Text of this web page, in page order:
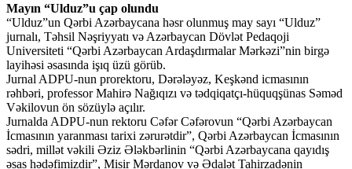
Mayın “Ulduz”u çap olundu
“Ulduz”un Qərbi Azərbaycana həsr olunmuş may sayı “Ulduz”
jurnalı, Təhsil Nəşriyyatı və Azərbaycan Dövlət Pedaqoji
Universiteti “Qərbi Azərbaycan Ardaşdırmalar Mərkəzi”nin birgə
layihəsi əsasında işıq üzü görüb.
Jurnal ADPU-nun prorektoru, Dərələyəz, Keşkənd icmasının
rəhbəri, professor Mahirə Nağıqızı və tədqiqatçı-hüquqşünas Səməd
Vəkilovun ön sözüylə açılır.
Jurnalda ADPU-nun rektoru Cəfər Cəfərovun “Qərbi Azərbaycan
İcmasının yaranması tarixi zərurətdir”, Qərbi Azərbaycan İcmasının
sədri, millət vəkili Əziz Ələkbərlinin “Qərbi Azərbaycana qayıdış
əsas hədəfimizdir”, Misir Mərdanov və Ədalət Tahirzadənin